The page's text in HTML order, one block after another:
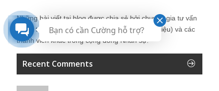
Những bài viết tại blog được chia sẻ bởi chuyên gia tư vấn
Quản trị Nhân sự Nguyễn Hùng Cường (giới thiệu) và các
thành viên khác trong cộng đồng Nhân sự.
Recent Comments
Bạn có cần Cường hỗ trợ?